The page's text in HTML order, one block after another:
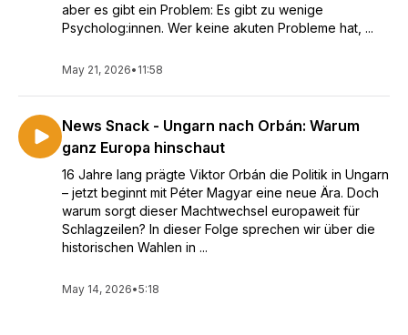
aber es gibt ein Problem: Es gibt zu wenige
Psycholog:innen. Wer keine akuten Probleme hat, ...
May 21, 2026• 11:58
News Snack - Ungarn nach Orbán: Warum
ganz Europa hinschaut
16 Jahre lang prägte Viktor Orbán die Politik in Ungarn
– jetzt beginnt mit Péter Magyar eine neue Ära. Doch
warum sorgt dieser Machtwechsel europaweit für
Schlagzeilen? In dieser Folge sprechen wir über die
historischen Wahlen in ...
May 14, 2026•5:18